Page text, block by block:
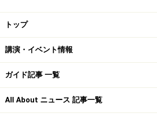
トップ
講演・イベント情報
ガイド記事 一覧
All About ニュース 記事一覧